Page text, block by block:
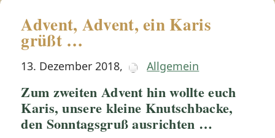
Advent, Advent, ein Karis
grüßt …
13. Dezember 2018, Allgemein
Zum zweiten Advent hin wollte euch
Karis, unsere kleine Knutschbacke,
den Sonntagsgruß ausrichten …